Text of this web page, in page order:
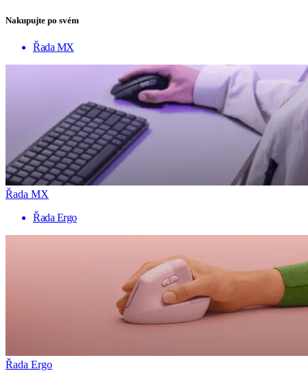
Nakupujte po svém
Řada MX
Řada MX
Řada Ergo
Řada Ergo